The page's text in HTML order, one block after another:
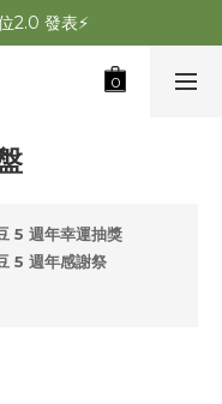
2.0 發表⚡️
2.0 發表⚡️
×超通風🌌
2.0 發表⚡️
5 週年幸運抽獎
5 週年感謝祭